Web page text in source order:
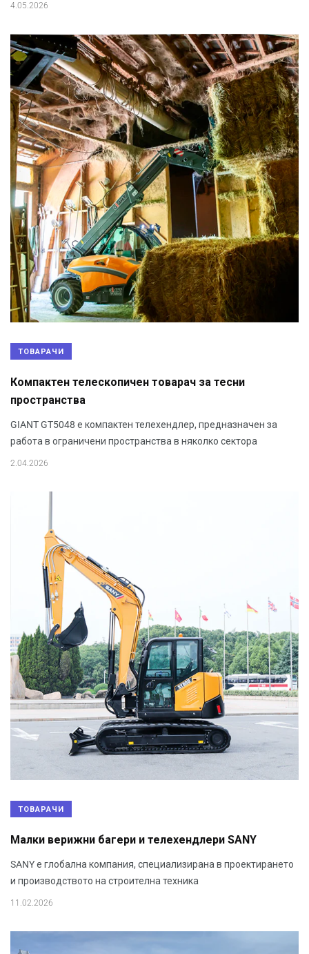
4.05.2026
ТОВАРАЧИ
Компактен телескопичен товарач за тесни
пространства
GIANT GT5048 е компактен телехендлер, предназначен за
работа в ограничени пространства в няколко сектора
2.04.2026
ТОВАРАЧИ
Mалки верижни багери и телехендлери SANY
SANY е глобална компания, специализирана в проектирането
и производството на строителна техника
11.02.2026